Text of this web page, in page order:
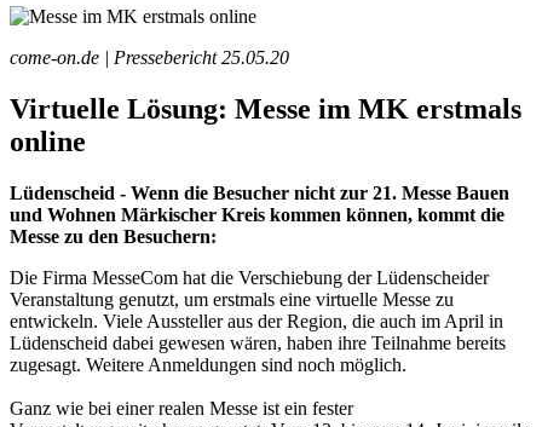
come-on.de | Pressebericht 25.05.20
Virtuelle Lösung: Messe im MK erstmals
online
Lüdenscheid - Wenn die Besucher nicht zur 21. Messe Bauen
und Wohnen Märkischer Kreis kommen können, kommt die
Messe zu den Besuchern:
Die Firma MesseCom hat die Verschiebung der Lüdenscheider
Veranstaltung genutzt, um erstmals eine virtuelle Messe zu
entwickeln. Viele Aussteller aus der Region, die auch im April in
Lüdenscheid dabei gewesen wären, haben ihre Teilnahme bereits
zugesagt. Weitere Anmeldungen sind noch möglich.
Ganz wie bei einer realen Messe ist ein fester